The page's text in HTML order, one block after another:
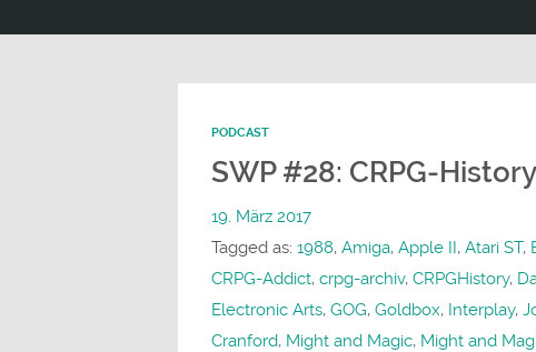
PODCAST
SWP #28: CRPG-
19. März 2017
Tagged as: 1988, Amiga, Apple II, Atari ST,
CRPG-Addict, crpg-archiv, CRPGHistory,
Electronic Arts, GOG, Goldbox, Interplay,
Cranford, Might and Magic, Might and